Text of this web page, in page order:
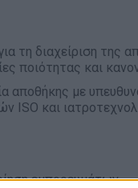
τη διαχείριση της
ποιότητας και
αποθήκης με
ISO και
εμπορευμάτων